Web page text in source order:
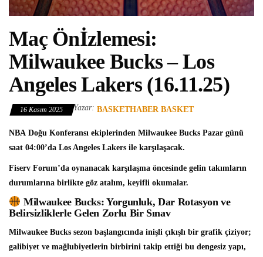
Maç Önİzlemesi:
Milwaukee Bucks – Los
Angeles Lakers (16.11.25)
16 Kasım 2025 Yazar: BASKETHABER BASKET
NBA Doğu Konferansı ekiplerinden Milwaukee Bucks Pazar günü
saat 04:00’da Los Angeles Lakers ile karşılaşacak.
Fiserv Forum’da oynanacak karşılaşma öncesinde gelin takımların
durumlarına birlikte göz atalım, keyifli okumalar.
Milwaukee Bucks: Yorgunluk, Dar Rotasyon ve
Belirsizliklerle Gelen Zorlu Bir Sınav
Milwaukee Bucks sezon başlangıcında inişli çıkışlı bir grafik çiziyor;
galibiyet ve mağlubiyetlerin birbirini takip ettiği bu dengesiz yapı,